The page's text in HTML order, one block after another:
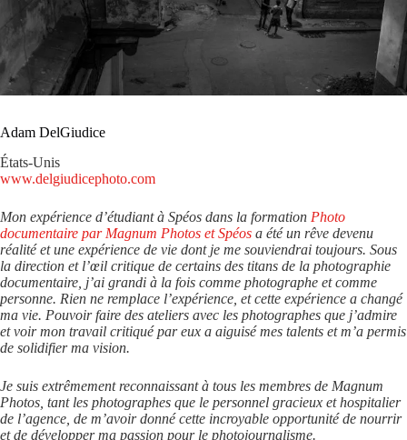
Adam DelGiudice
États-Unis
www.delgiudicephoto.com
Mon expérience d’étudiant à Spéos dans la formation Photo
documentaire par Magnum Photos et Spéos a été un rêve devenu
réalité et une expérience de vie dont je me souviendrai toujours. Sous
la direction et l’œil critique de certains des titans de la photographie
documentaire, j’ai grandi à la fois comme photographe et comme
personne. Rien ne remplace l’expérience, et cette expérience a changé
ma vie. Pouvoir faire des ateliers avec les photographes que j’admire
et voir mon travail critiqué par eux a aiguisé mes talents et m’a permis
de solidifier ma vision.
Je suis extrêmement reconnaissant à tous les membres de Magnum
Photos, tant les photographes que le personnel gracieux et hospitalier
de l’agence, de m’avoir donné cette incroyable opportunité de nourrir
et de développer ma passion pour le photojournalisme.